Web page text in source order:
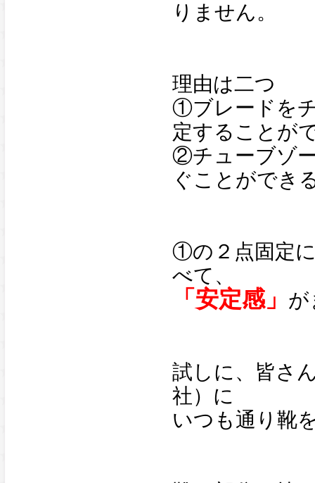
りません。
理由は二つ
①ブレードを
定することが
②チューブゾ
ぐことができ
①の２点固定
べて、
「安定感」 が
試しに、皆さ
社）に
いつも通り靴